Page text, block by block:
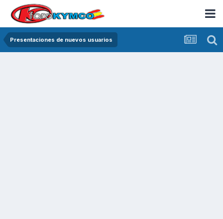
Presentaciones de nuevos usuarios